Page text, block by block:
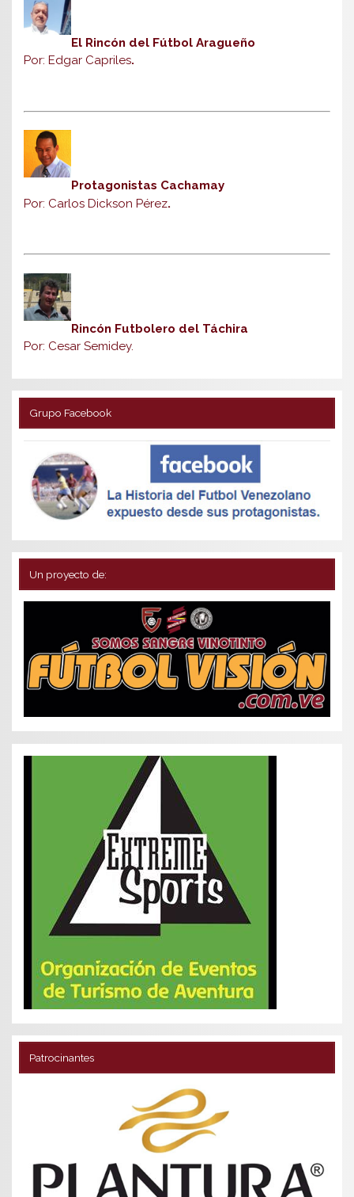
El Rincón del Fútbol Aragueño
Por: Edgar Capriles.
Protagonistas Cachamay
Por: Carlos Dickson Pérez.
Rincón Futbolero del Táchira
Por: Cesar Semidey.
Grupo Facebook
Un proyecto de:
Patrocinantes